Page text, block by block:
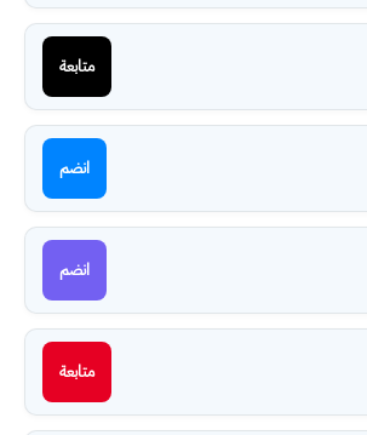
متابعة
انضم
انضم
متابعة